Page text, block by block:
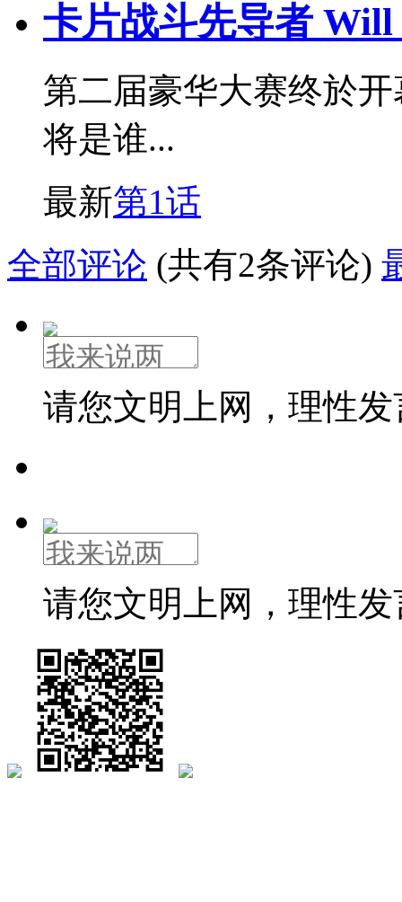
卡片战斗先导者 Will
第二届豪华大赛终於
将是谁...
最新第1话
全部评论 (共有2条评论)
请您文明上网，理性
请您文明上网，理性